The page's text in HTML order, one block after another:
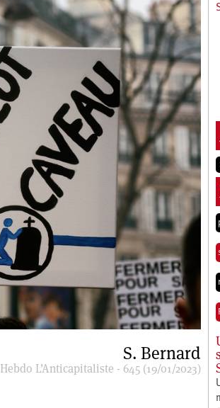
Livres
Musique
S. Bernard
Hebdo L’Anticapitaliste - 645 (19/01/2023)